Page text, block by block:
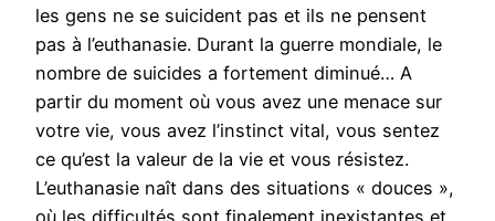
les gens ne se suicident pas et ils ne pensent
pas à l’euthanasie. Durant la guerre mondiale, le
nombre de suicides a fortement diminué… A
partir du moment où vous avez une menace sur
votre vie, vous avez l’instinct vital, vous sentez
ce qu’est la valeur de la vie et vous résistez.
L’euthanasie naît dans des situations « douces »,
où les difficultés sont finalement inexistantes et